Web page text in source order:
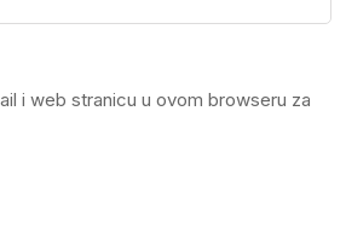
i web stranicu u ovom browseru za